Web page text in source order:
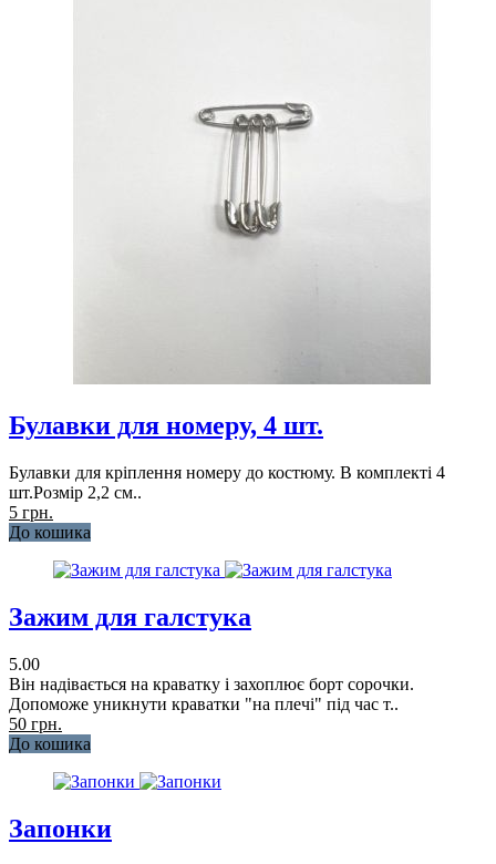
Булавки для номеру, 4 шт.
Булавки для кріплення номеру до костюму. В комплекті 4
шт.Розмір 2,2 см..
5 грн.
До кошика
Зажим для галстука
5.00
Він надівається на краватку і захоплює борт сорочки.
Допоможе уникнути краватки "на плечі" під час т..
50 грн.
До кошика
Запонки